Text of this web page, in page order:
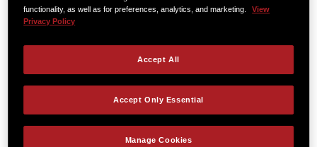
回答
Radius fingerboard on the BBTe?
2024年6月3日
functionality, as well as for preferences, analytics, and marketing.
View
Privacy Policy
Manage Cookies
Accept Only Essential
Accept All